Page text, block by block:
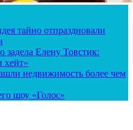
тайно отпраздновали
Елену Товстик:
хейт»
недвижимость более чем
шоу «Голос»